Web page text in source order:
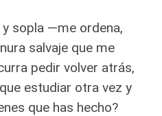
sopla —me ordena,
salvaje que me
pedir volver atrás,
estudiar otra vez y
que has hecho?